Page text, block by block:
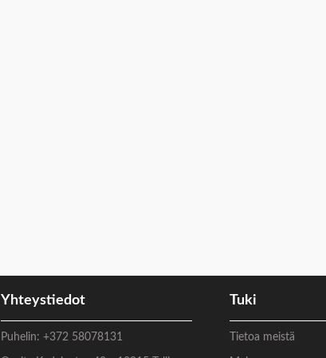
Yhteystiedot
Puhelin:+372 58078131
Tuki
Tietoa meistä